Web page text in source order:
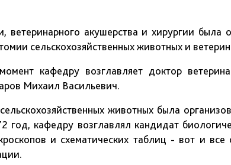
акушерства и хирургии была
сельскохозяйственных животных и
возглавляет доктор
Михаил Васильевич.
животных была
год, кафедру возглавлял кандидат
и схематических таблиц - вот и все